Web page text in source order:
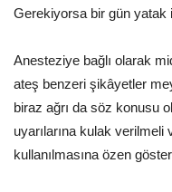
Gerekiyorsa bir gün yatak
Anesteziye bağlı olarak
ateş benzeri şikâyetler
biraz ağrı da söz konusu
uyarılarına kulak verilmeli
kullanılmasına özen